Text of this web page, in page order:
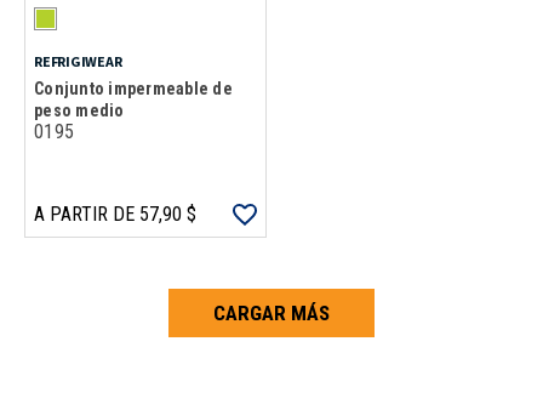
REFRIGIWEAR
Conjunto impermeable de
peso medio
0195
A PARTIR DE 57,90 $
CARGAR MÁS